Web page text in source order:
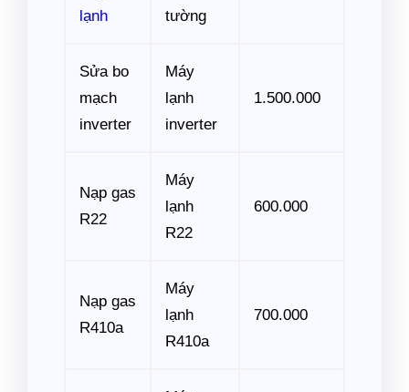
lạnh
tường
Sửa bo
mạch
inverter
Máy
lạnh
inverter
1.500.000
Nạp gas
R22
Máy
lạnh
R22
600.000
Nạp gas
R410a
Máy
lạnh
R410a
700.000